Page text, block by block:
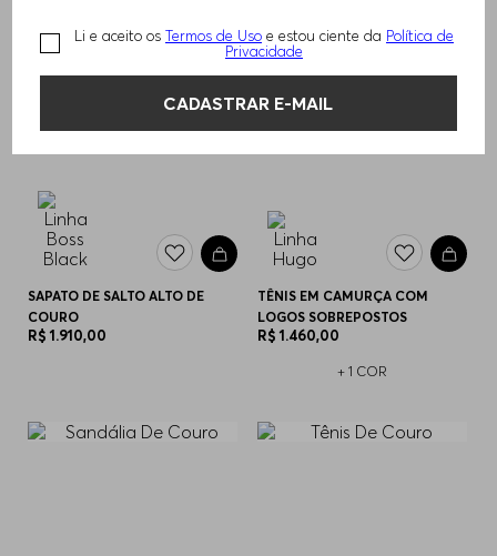
Li e aceito os Termos de Uso e estou ciente da Política de
Privacidade
CADASTRAR E-MAIL
SAPATO DE SALTO ALTO DE
COURO
R$ 1.910,00
TÊNIS EM CAMURÇA COM
LOGOS SOBREPOSTOS
R$ 1.460,00
+ 1 COR